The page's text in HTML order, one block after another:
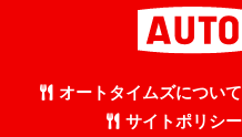
オートタイムズについて
サイトポリシー